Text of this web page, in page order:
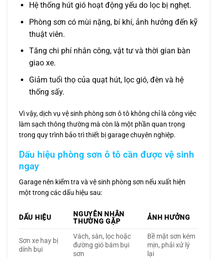
Hệ thống hút gió hoạt động yếu do lọc bị nghẹt.
Phòng sơn có mùi nặng, bí khí, ảnh hưởng đến kỹ
thuật viên.
Tăng chi phí nhân công, vật tư và thời gian bàn
giao xe.
Giảm tuổi thọ của quạt hút, lọc gió, đèn và hệ
thống sấy.
Vì vậy, dịch vụ vệ sinh phòng sơn ô tô không chỉ là công việc
làm sạch thông thường mà còn là một phần quan trọng
trong quy trình bảo trì thiết bị garage chuyên nghiệp.
Dấu hiệu phòng sơn ô tô cần được vệ sinh
ngay
Garage nên kiểm tra và vệ sinh phòng sơn nếu xuất hiện
một trong các dấu hiệu sau:
DẤU HIỆU
NGUYÊN NHÂN
THƯỜNG GẶP
ẢNH HƯỞNG
Sơn xe hay bị
dính bụi
Vách, sàn, lọc hoặc
đường gió bám bụi
sơn
Bề mặt sơn kém
mịn, phải xử lý
lại